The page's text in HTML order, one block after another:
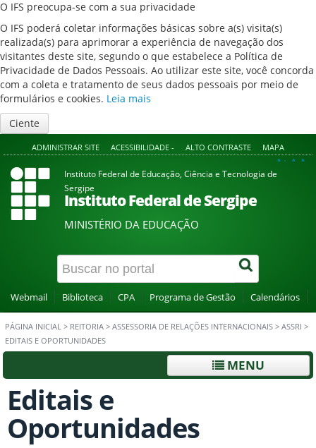
O IFS preocupa-se com a sua privacidade
O IFS poderá coletar informações básicas sobre a(s) visita(s)
realizada(s) para aprimorar a experiência de navegação dos
visitantes deste site, segundo o que estabelece a Política de
Privacidade de Dados Pessoais. Ao utilizar este site, você concorda
com a coleta e tratamento de seus dados pessoais por meio de
formulários e cookies. Leia mais
Ciente
ADMINISTRAR SITE ACESSIBILIDADE - ALTO CONTRASTE MAPA
A+ A A-
Instituto Federal de Educação, Ciência e Tecnologia de
Sergipe
Instituto Federal de Sergipe
MINISTÉRIO DA EDUCAÇÃO
Webmail Biblioteca CPA Programa de Gestão Calendários
PÁGINA INICIAL > REITORIA > ASSESSORIA DE RELAÇÕES INTERNACIONAIS > ASSRI >
EDITAIS E OPORTUNIDADES
MENU
Editais e
Oportunidades